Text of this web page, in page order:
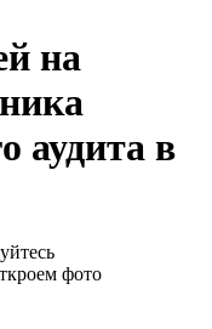
на
аудита в
фото